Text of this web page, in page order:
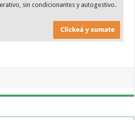
sin condicionantes y autogestivo.